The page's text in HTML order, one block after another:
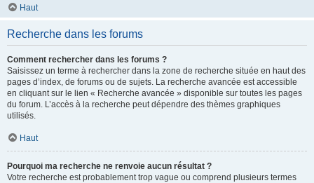
Haut
Recherche dans les forums
Comment rechercher dans les forums ?
Saisissez un terme à rechercher dans la zone de recherche située en haut des
pages d’index, de forums ou de sujets. La recherche avancée est accessible
en cliquant sur le lien « Recherche avancée » disponible sur toutes les pages
du forum. L’accès à la recherche peut dépendre des thèmes graphiques
utilisés.
Haut
Pourquoi ma recherche ne renvoie aucun résultat ?
Votre recherche est probablement trop vague ou comprend plusieurs termes